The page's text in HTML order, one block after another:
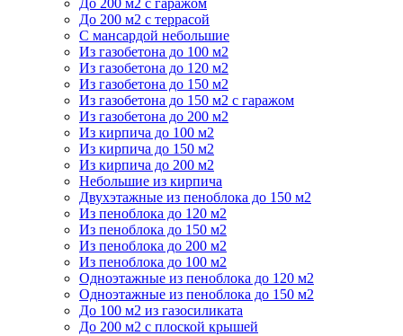
До 200 м2 с гаражом
До 200 м2 с террасой
С мансардой небольшие
Из газобетона до 100 м2
Из газобетона до 120 м2
Из газобетона до 150 м2
Из газобетона до 150 м2 с гаражом
Из газобетона до 200 м2
Из кирпича до 100 м2
Из кирпича до 150 м2
Из кирпича до 200 м2
Небольшие из кирпича
Двухэтажные из пеноблока до 150 м2
Из пеноблока до 120 м2
Из пеноблока до 150 м2
Из пеноблока до 200 м2
Из пеноблока до 100 м2
Одноэтажные из пеноблока до 120 м2
Одноэтажные из пеноблока до 150 м2
До 100 м2 из газосиликата
До 200 м2 с плоской крышей